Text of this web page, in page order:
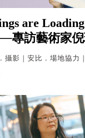
are
專訪藝術家
攝影｜安比．場地協力